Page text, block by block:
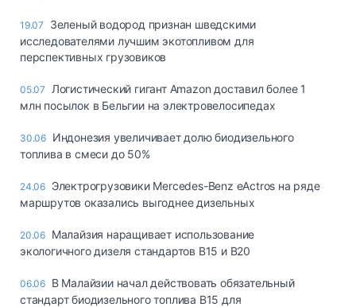
19.07
Зеленый водород признан шведскими
исследователями лучшим экотопливом для
перспективных грузовиков
05.07
Логистический гигант Amazon доставил более 1
млн посылок в Бельгии на электровелосипедах
30.06 Индонезия увеличивает долю биодизельного
топлива в смеси до 50%
24.06 Электрогрузовики Mercedes-Benz eActros на ряде
маршрутов оказались выгоднее дизельных
20.06 Малайзия наращивает использование
экологичного дизеля стандартов B15 и B20
06.06 В Малайзии начал действовать обязательный
стандарт биодизельного топлива B15 для